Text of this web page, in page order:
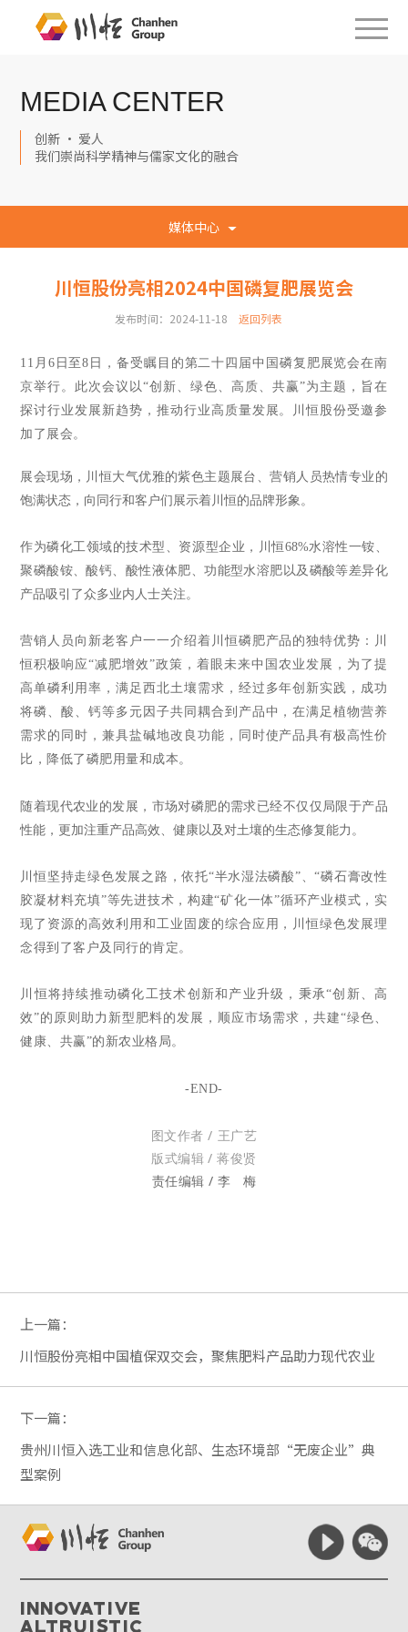
MEDIA CENTER
创新 · 爱人
我们崇尚科学精神与儒家文化的融合
媒体中心
川恒股份亮相2024中国磷复肥展览会
发布时间：2024-11-18 返回列表
11月6日至8日，备受瞩目的第二十四届中国磷复肥展览会在南
京举行。此次会议以“创新、绿色、高质、共赢”为主题，旨在
探讨行业发展新趋势，推动行业高质量发展。川恒股份受邀参
加了展会。
展会现场，川恒大气优雅的紫色主题展台、营销人员热情专业的
饱满状态，向同行和客户们展示着川恒的品牌形象。
作为磷化工领域的技术型、资源型企业，川恒68%水溶性一铵、
聚磷酸铵、酸钙、酸性液体肥、功能型水溶肥以及磷酸等差异化
产品吸引了众多业内人士关注。
营销人员向新老客户一一介绍着川恒磷肥产品的独特优势：川
恒积极响应“减肥增效”政策，着眼未来中国农业发展，为了提
高单磷利用率，满足西北土壤需求，经过多年创新实践，成功
将磷、酸、钙等多元因子共同耦合到产品中，在满足植物营养
需求的同时，兼具盐碱地改良功能，同时使产品具有极高性价
比，降低了磷肥用量和成本。
随着现代农业的发展，市场对磷肥的需求已经不仅仅局限于产品
性能，更加注重产品高效、健康以及对土壤的生态修复能力。
川恒坚持走绿色发展之路，依托“半水湿法磷酸”、“磷石膏改性
胶凝材料充填”等先进技术，构建“矿化一体”循环产业模式，实
现了资源的高效利用和工业固废的综合应用，川恒绿色发展理
念得到了客户及同行的肯定。
川恒将持续推动磷化工技术创新和产业升级，秉承“创新、高
效”的原则助力新型肥料的发展，顺应市场需求，共建“绿色、
健康、共赢”的新农业格局。
-END-
图文作者 / 王广艺
版式编辑 / 蒋俊贤
责任编辑 / 李 梅
上一篇：
川恒股份亮相中国植保双交会，聚焦肥料产品助力现代农业
下一篇：
贵州川恒入选工业和信息化部、生态环境部“无废企业”典
型案例
Innovative
Altruistic